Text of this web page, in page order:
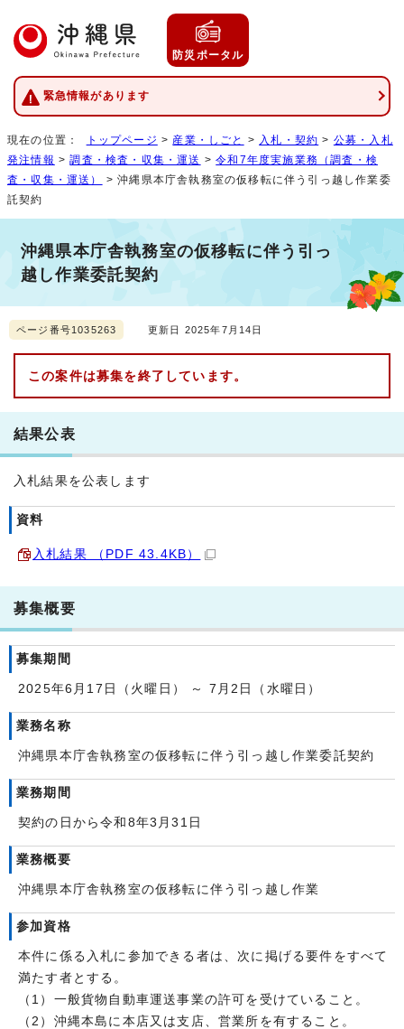
防災ポータル
緊急情報があります
現在の位置： トップページ > 産業・しごと > 入札・契約 > 公募・入札
発注情報 >調査・検査・収集・運送 >令和7年度実施業務（調査・検
査・収集・運送）
> 沖縄県本庁舎執務室の仮移転に伴う引っ越し作業委
託契約
沖縄県本庁舎執務室の仮移転に伴う引っ
越し作業委託契約
ページ番号1035263 更新日 2025年7月14日
この案件は募集を終了しています。
結果公表
入札結果を公表します
資料
入札結果 （PDF 43.4KB）
募集概要
募集期間
2025年6月17日（火曜日） ～ 7月2日（水曜日）
業務名称
沖縄県本庁舎執務室の仮移転に伴う引っ越し作業委託契約
業務期間
契約の日から令和8年3月31日
業務概要
沖縄県本庁舎執務室の仮移転に伴う引っ越し作業
参加資格
本件に係る入札に参加できる者は、次に掲げる要件をすべて
満たす者とする。
（1）一般貨物自動車運送事業の許可を受けていること。
（2）沖縄本島に本店又は支店、営業所を有すること。